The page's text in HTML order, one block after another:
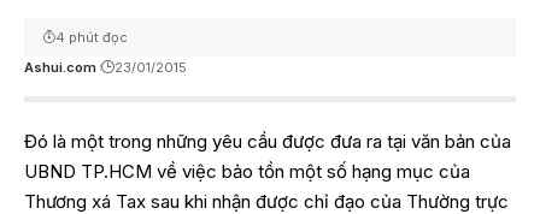
Ashui.com 23/01/2015
4 phút đọc
Đó là một trong những yêu cầu được đưa ra tại văn bản của
UBND TP.HCM về việc bảo tồn một số hạng mục của
Thương xá Tax sau khi nhận được chỉ đạo của Thường trực